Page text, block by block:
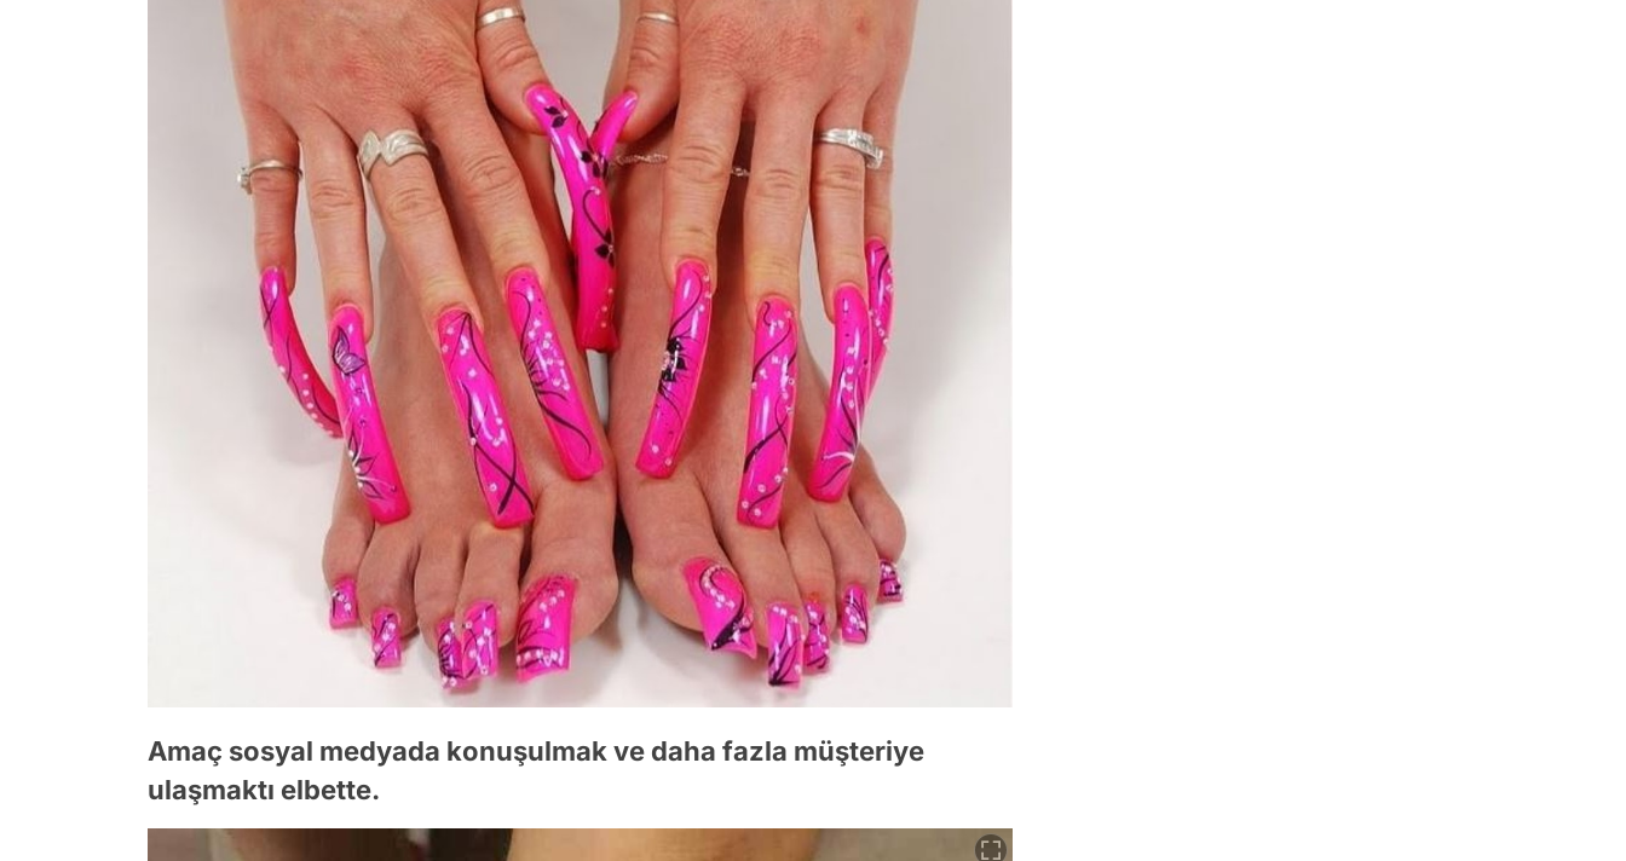
Amaç sosyal medyada konuşulmak ve daha fazla müşteriye
ulaşmaktı elbette.